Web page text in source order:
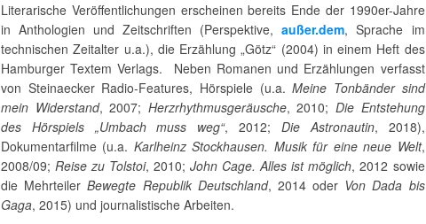
Literarische Veröffentlichungen erscheinen bereits Ende der 1990er-Jahre
in Anthologien und Zeitschriften (Perspektive,außer.dem, Sprache im
technischen Zeitalter u.a.), die Erzählung „Götz“ (2004) in einem Heft des
Hamburger Textem Verlags. Neben Romanen und Erzählungen verfasst
von Steinaecker Radio-Features, Hörspiele (u.a.Meine Tonbänder sind
mein Widerstand, 2007; Herzrhythmusgeräusche, 2010; Die Entstehung
des Hörspiels „Umbach muss weg“, 2012; Die Astronautin, 2018),
Dokumentarfilme (u.a. Karlheinz Stockhausen. Musik für eine neue Welt,
2008/09;Reise zu Tolstoi, 2010;John Cage. Alles ist möglich, 2012 sowie
die MehrteilerBewegte Republik Deutschland, 2014 oder Von Dada bis
Gaga, 2015) und journalistische Arbeiten.